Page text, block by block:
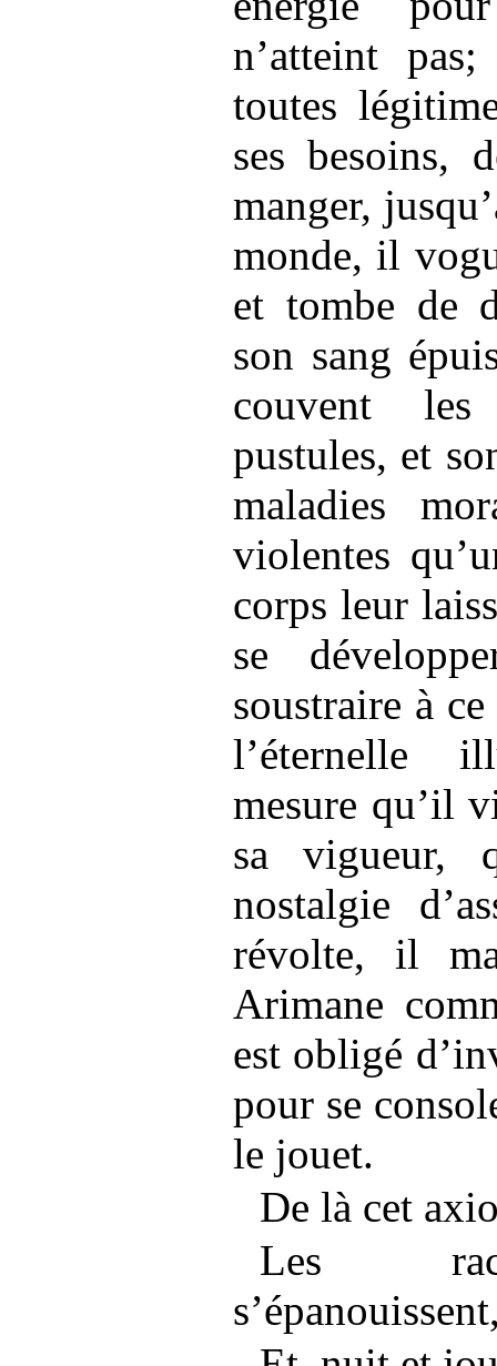
n’atteint
toutes
ses besoins,
manger,
monde, il
et tombe de
son sang
couvent
pustules, et
maladies
violentes
corps leur
se
soustraire à
l’éternelle
mesure qu’il
sa vigueur,
nostalgie
révolte, il
Arimane
est obligé
pour se
le jouet.
De là cet
Les